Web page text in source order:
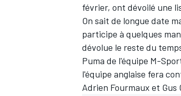
WEC
février, ont dévoilé une
On sait de longue date
participe à quelques
dévolue le reste du
Puma de l'équipe M-
l'équipe anglaise fera
Adrien Fourmaux et Gus